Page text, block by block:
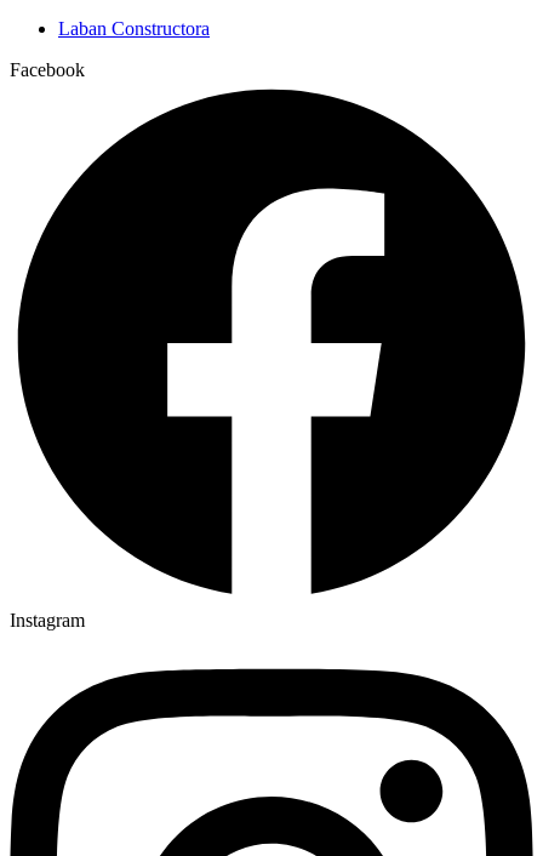
Laban Constructora
Facebook
Instagram